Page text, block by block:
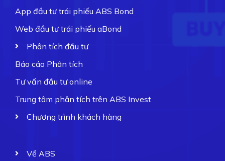
App đầu tư trái phiếu ABS Bond
Web đầu tư trái phiếu aBond
Phân tích đầu tư
Báo cáo Phân tích
Tư vấn đầu tư online
Trung tâm phân tích trên ABS Invest
Chương trình khách hàng
Về ABS